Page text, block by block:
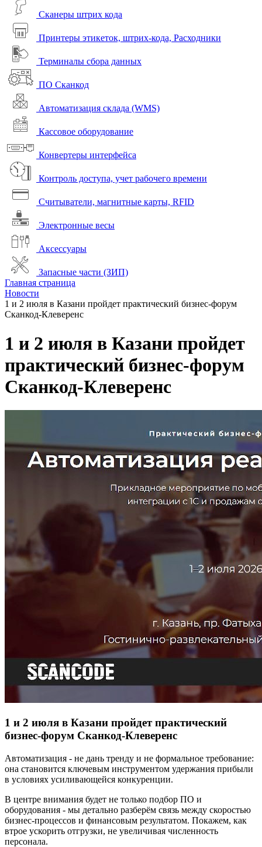
Сканеры штрих кода
Принтеры этикеток, штрих-кода, Расходники
Терминалы сбора данных
ПО Сканкод
Автоматизация склада (WMS)
Кассовое оборудование
Конвертеры интерфейса
Контроль доступа, учет рабочего времени
Считыватели, магнитные карты, RFID
Электронные весы
Аксессуары
Запасные части (ЗИП)
Главная страница
Новости
1 и 2 июля в Казани пройдет практический бизнес-форум
Сканкод-Клеверенс
1 и 2 июля в Казани пройдет
практический бизнес-форум
Сканкод-Клеверенс
1 и 2 июля в Казани пройдет практический
бизнес-форум Сканкод-Клеверенс
Автоматизация - не дань тренду и не формальное требование:
она становится ключевым инструментом удержания прибыли
в условиях усиливающейся конкуренции.
В центре внимания будет не только подбор ПО и
оборудования - мы детально разберём связь между скоростью
бизнес‑процессов и финансовым результатом. Покажем, как
втрое ускорить отгрузки, не увеличивая численность
персонала.